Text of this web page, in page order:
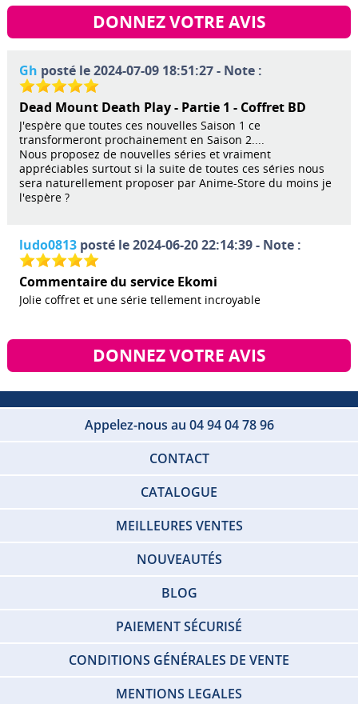
DONNEZ VOTRE AVIS
Gh posté le 2024-07-09 18:51:27 - Note :
Dead Mount Death Play - Partie 1 - Coffret BD
J'espère que toutes ces nouvelles Saison 1 ce
transformeront prochainement en Saison 2....
Nous proposez de nouvelles séries et vraiment
appréciables surtout si la suite de toutes ces séries nous
sera naturellement proposer par Anime-Store du moins je
l'espère ?
ludo0813posté le 2024-06-20 22:14:39 - Note :
Commentaire du service Ekomi
Jolie coffret et une série tellement incroyable
DONNEZ VOTRE AVIS
Appelez-nous au 04 94 04 78 96
CONTACT
CATALOGUE
MEILLEURES VENTES
NOUVEAUTÉS
BLOG
PAIEMENT SÉCURISÉ
CONDITIONS GÉNÉRALES DE VENTE
MENTIONS LEGALES